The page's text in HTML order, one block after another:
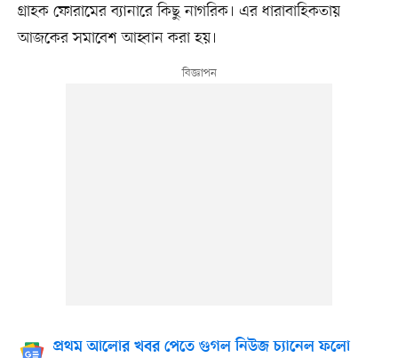
গ্রাহক ফোরামের ব্যানারে কিছু নাগরিক। এর ধারাবাহিকতায়
আজকের সমাবেশ আহ্বান করা হয়।
প্রথম আলোর খবর পেতে গুগল নিউজ চ্যানেল ফলো